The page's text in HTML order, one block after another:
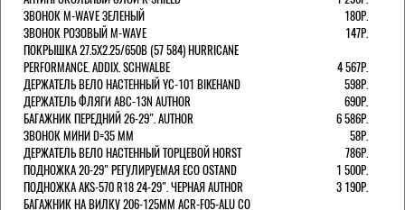
ЗВОНОК M-WAVE ЗЕЛЕНЫЙ
180Р.
ЗВОНОК РОЗОВЫЙ M-WAVE
147Р.
ПОКРЫШКА 27.5X2.25/650B (57 584) HURRICANE
PERFORMANCE. ADDIX. SCHWALBE
4 567Р.
ДЕРЖАТЕЛЬ ВЕЛО НАСТЕННЫЙ YC-101 BIKEHAND
598Р.
ДЕРЖАТЕЛЬ ФЛЯГИ ABC-13N AUTHOR
690Р.
БАГАЖНИК ПЕРЕДНИЙ 26-29". AUTHOR
6 586Р.
ЗВОНОК МИНИ D=35 ММ
58Р.
ДЕРЖАТЕЛЬ ВЕЛО НАСТЕННЫЙ ТОРЦЕВОЙ HORST
786Р.
ПОДНОЖКА 20-29" РЕГУЛИРУЕМАЯ ECO OSTAND
1 500Р.
ПОДНОЖКА AKS-570 R18 24-29". ЧЕРНАЯ AUTHOR
3 190Р.
БАГАЖНИК НА ВИЛКУ 206-125ММ ACR-F05-ALU СО